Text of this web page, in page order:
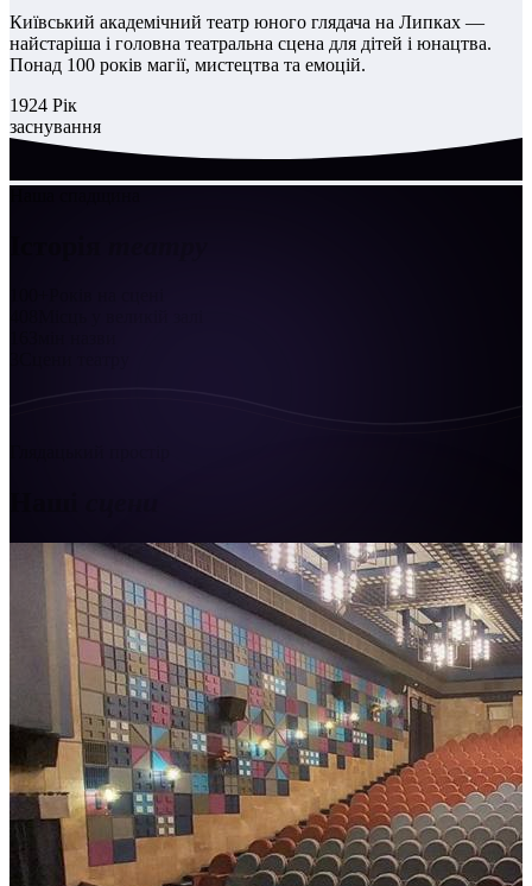
Київський академічний театр юного глядача на Липках —
найстаріша і головна театральна сцена для дітей і юнацтва.
Понад 100 років магії, мистецтва та емоцій.
1924 Рік
заснування